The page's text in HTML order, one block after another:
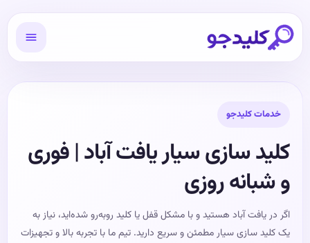
خدمات کلیدجو
کلید سازی سیار یافت آباد | فوری
و شبانه روزی
اگر در یافت آباد هستید و با مشکل قفل یا کلید روبه‌رو شده‌اید، نیاز به
یک کلید سازی سیار مطمئن و سریع دارید. تیم ما با تجربه بالا و تجهیزات